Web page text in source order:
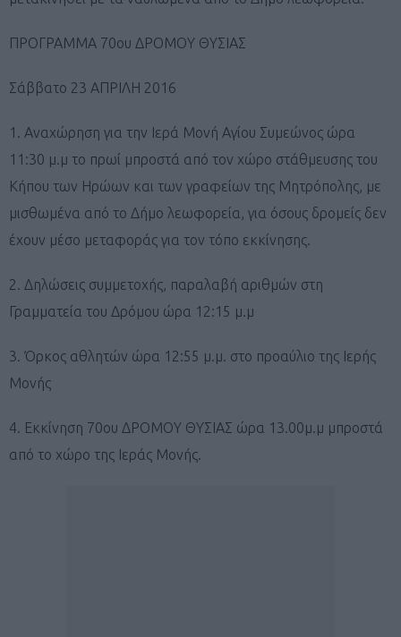
ΠΡΟΓΡΑΜΜΑ 70ου ΔΡΟΜΟΥ ΘΥΣΙΑΣ
Σάββατο 23 ΑΠΡΙΛΗ 2016
1. Αναχώρηση για την Ιερά Μονή Αγίου Συμεώνος ώρα
11:30 μ.μ το πρωί μπροστά από τον χώρο στάθμευσης του
Κήπου των Ηρώων και των γραφείων της Μητρόπολης, με
μισθωμένα από το Δήμο λεωφορεία, για όσους δρομείς δεν
έχουν μέσο μεταφοράς για τον τόπο εκκίνησης.
2. Δηλώσεις συμμετοχής, παραλαβή αριθμών στη
Γραμματεία του Δρόμου ώρα 12:15 μ.μ
3. Όρκος αθλητών ώρα 12:55 μ.μ. στο προαύλιο της Ιερής
Μονής
4. Εκκίνηση 70ου ΔΡΟΜΟΥ ΘΥΣΙΑΣ ώρα 13.00μ.μ μπροστά
από το χώρο της Ιεράς Μονής.